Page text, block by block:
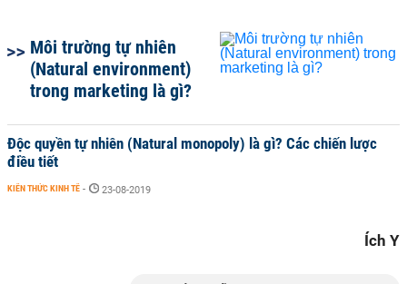
Môi trường tự nhiên
(Natural environment)
trong marketing là gì?
Độc quyền tự nhiên (Natural monopoly) là gì? Các chiến lược
điều tiết
KIẾN THỨC KINH TẾ - 23-08-2019
Ích Y